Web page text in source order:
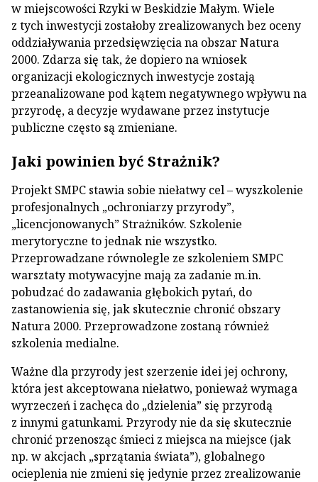
w miejscowości Rzyki w Beskidzie Małym. Wiele
z tych inwestycji zostałoby zrealizowanych bez oceny
oddziaływania przedsięwzięcia na obszar Natura
2000. Zdarza się tak, że dopiero na wniosek
organizacji ekologicznych inwestycje zostają
przeanalizowane pod kątem negatywnego wpływu na
przyrodę, a decyzje wydawane przez instytucje
publiczne często są zmieniane.
Jaki powinien być Strażnik?
Projekt SMPC stawia sobie niełatwy cel – wyszkolenie
profesjonalnych „ochroniarzy przyrody”,
„licencjonowanych” Strażników. Szkolenie
merytoryczne to jednak nie wszystko.
Przeprowadzane równolegle ze szkoleniem SMPC
warsztaty motywacyjne mają za zadanie m.in.
pobudzać do zadawania głębokich pytań, do
zastanowienia się, jak skutecznie chronić obszary
Natura 2000. Przeprowadzone zostaną również
szkolenia medialne.
Ważne dla przyrody jest szerzenie idei jej ochrony,
która jest akceptowana niełatwo, ponieważ wymaga
wyrzeczeń i zachęca do „dzielenia” się przyrodą
z innymi gatunkami. Przyrody nie da się skutecznie
chronić przenosząc śmieci z miejsca na miejsce (jak
np. w akcjach „sprzątania świata”), globalnego
ocieplenia nie zmieni się jedynie przez zrealizowanie